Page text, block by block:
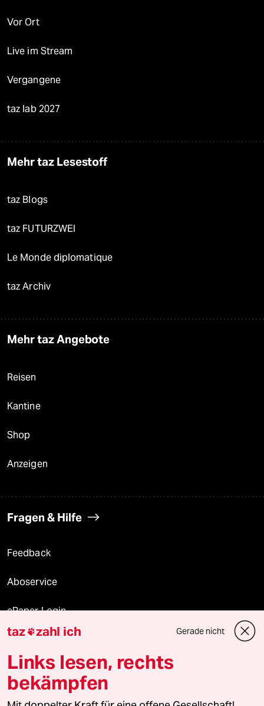
Vor Ort
Live im Stream
Vergangene
taz lab 2027
Mehr taz Lesestoff
taz Blogs
taz FUTURZWEI
Le Monde diplomatique
taz Archiv
Mehr taz Angebote
Reisen
Kantine
Shop
Anzeigen
Fragen & Hilfe
Feedback
Aboservice
ePaper Login
Downloads für Abonnierende
© 2026 taz Verlags und Vertriebs GmbH
Alle Rechte vorbehalten. Bei rechtlichen Fragen oder für Genehmigungen
taz zahl ich Gerade nicht
Links lesen, rechts
bekämpfen